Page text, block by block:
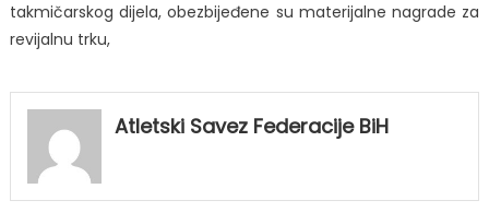
takmičarskog dijela, obezbijeđene su materijalne nagrade za
revijalnu trku,
Atletski Savez Federacije BiH